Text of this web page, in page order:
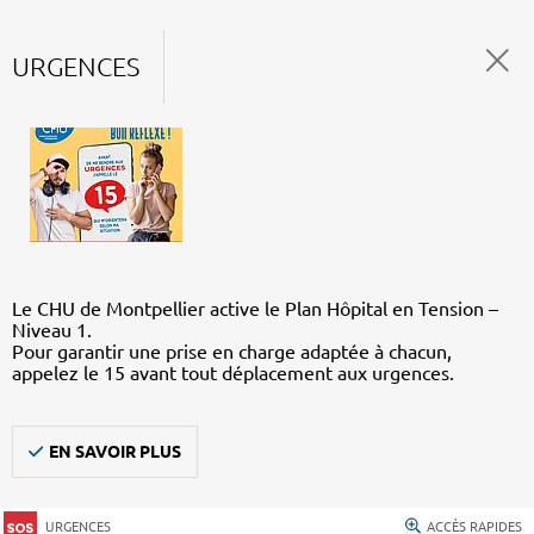
URGENCES
Le CHU de Montpellier active le Plan Hôpital en Tension –
Niveau 1.
Pour garantir une prise en charge adaptée à chacun,
appelez le 15 avant tout déplacement aux urgences.
EN SAVOIR PLUS
URGENCES ACCÈS RAPIDES